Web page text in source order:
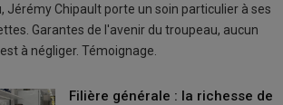
Jérémy Chipault porte un soin particulier à ses
Garantes de l'avenir du troupeau, aucun
à négliger. Témoignage.
Filière générale : la richesse de